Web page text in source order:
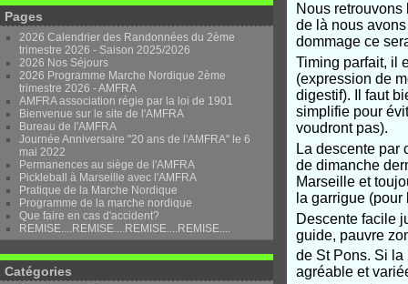
Pages
2026 Calendrier des Randonnées du 2ème
trimestre 2026 - Saison 2025/2026
2026 Nos Séjours
2026 Programme Marche Nordique 2ème
trimestre 2026 - AMFRA
AMFRA association régie par la loi de 1901
Bienvenue sur le site de l'AMFRA
Bureau de l'AMFRA
Journée Anniversaire "20 ans de l'AMFRA" le 6
mai 2022
Permanences au siège de l'AMFRA
Pickleball à Marseille avec l'AMFRA
Pratique de la Marche Nordique
Programme de la marche nordique
Que faire en cas d'accident?
REMISE....REMISE....REMISE....REMISE....
Catégories
Nous retrouvons
de là nous
dommage ce
Timing parfait, il
(expression de
digestif). Il faut
simplifie pour
voudront pas).
La descente par
de dimanche
Marseille et
la garrigue
Descente facile
guide, pauvre
de St Pons. Si la
agréable et